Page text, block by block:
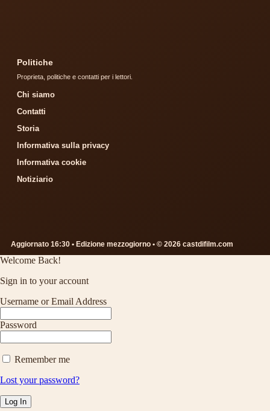
Politiche
Proprieta, politiche e contatti per i lettori.
Chi siamo
Contatti
Storia
Informativa sulla privacy
Informativa cookie
Notiziario
Aggiornato 16:30 • Edizione mezzogiorno • © 2026 castdifilm.com
Welcome Back!
Sign in to your account
Username or Email Address
Password
Remember me
Lost your password?